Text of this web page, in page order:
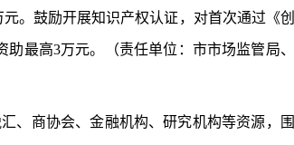
。鼓励开展知识产权认证，对首次通过《
助最高3万元。（责任单位：市市场监管局
、商协会、金融机构、研究机构等资源，